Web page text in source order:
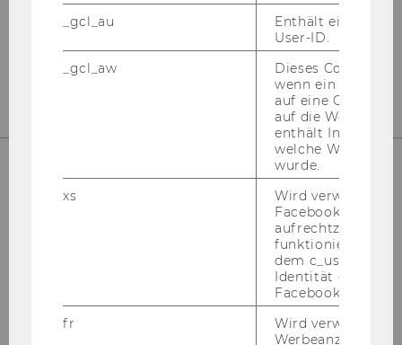
Tel: +43 1 31336 4288
Büro: Mo.-Fr. 09:00 bis 17:00
_gcl_au
Enthält eine
User-ID.
_gcl_aw
Dieses Cookie
wenn ein User
auf eine Google
auf die Website
enthält
welche
wurde.
xs
Wird verwendet,
Facebook-Sitzung
funktioniert in
dem c_user-
Identität des
Facebook zu
fr
Wird verwendet,
Werbeanzeigen